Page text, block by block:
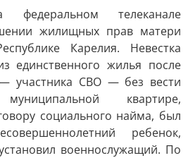
телеканале
жилищных прав матери
Карелия. Невестка
единственного жилья после
участника СВО — без вести
квартире,
социального найма, был
ребенок,
военнослужащий. По